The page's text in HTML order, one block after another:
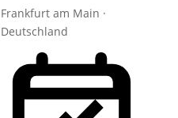
Frankfurt am Main ·
Deutschland